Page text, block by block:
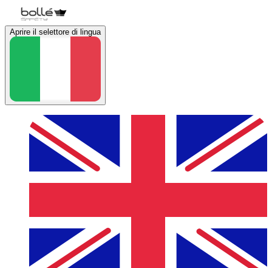
Aprire il selettore di lingua